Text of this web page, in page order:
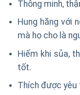
Thông minh,
Hung hăng với
mà họ cho là
Hiếm khi sủa,
tốt.
Thích được yêu